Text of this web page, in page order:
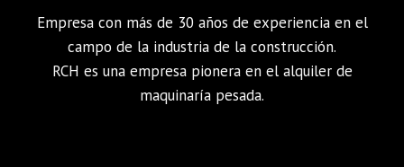
Empresa con más de 30 años de experiencia en el
campo de la industria de la construcción.
RCH es una empresa pionera en el alquiler de
maquinaría pesada.